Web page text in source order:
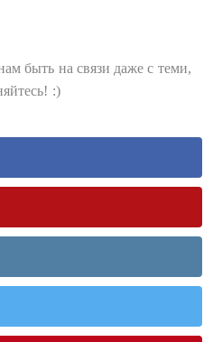
быть на связи даже с теми,
:)